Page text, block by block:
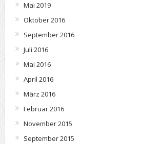
Mai 2019
Oktober 2016
September 2016
Juli 2016
Mai 2016
April 2016
März 2016
Februar 2016
November 2015
September 2015